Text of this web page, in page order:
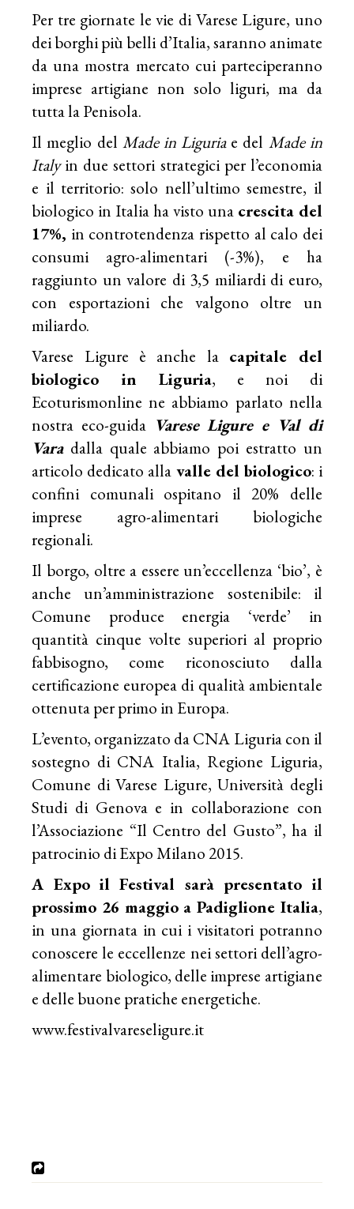
Per tre giornate le vie di Varese Ligure, uno
dei borghi più belli d’Italia, saranno animate
da una mostra mercato cui parteciperanno
imprese artigiane non solo liguri, ma da
tutta la Penisola.
Il meglio del Made in Liguriae del Made in
Italyin due settori strategici per l’economia
e il territorio: solo nell’ultimo semestre, il
biologico in Italia ha visto una crescita del
17%, in controtendenza rispetto al calo dei
consumi agro-alimentari (-3%), e ha
raggiunto un valore di 3,5 miliardi di euro,
con esportazioni che valgono oltre un
miliardo.
Varese Ligure è anche la capitale del
biologico in Liguria, e noi di
Ecoturismonline ne abbiamo parlato nella
nostra eco-guida Varese Ligure e Val di
Varadalla quale abbiamo poi estratto un
articolo dedicato alla valle del biologico: i
confini comunali ospitano il 20% delle
imprese agro-alimentari biologiche
regionali.
Il borgo, oltre a essere un’eccellenza ‘bio’, è
anche un’amministrazione sostenibile: il
Comune produce energia ‘verde’ in
quantità cinque volte superiori al proprio
fabbisogno, come riconosciuto dalla
certificazione europea di qualità ambientale
ottenuta per primo in Europa.
L’evento, organizzato da CNA Liguria con il
sostegno di CNA Italia, Regione Liguria,
Comune di Varese Ligure, Università degli
Studi di Genova e in collaborazione con
l’Associazione “Il Centro del Gusto”, ha il
patrocinio di Expo Milano 2015.
A Expo il Festival sarà presentato il
prossimo 26 maggio a Padiglione Italia,
in una giornata in cui i visitatori potranno
conoscere le eccellenze nei settori dell’agro-
alimentare biologico, delle imprese artigiane
e delle buone pratiche energetiche.
www.festivalvareseligure.it